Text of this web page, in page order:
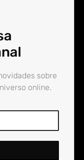
sobre
online.